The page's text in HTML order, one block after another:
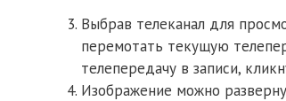
Выбрав телеканал для
перемотать текущую
телепередачу в записи,
Изображение можно